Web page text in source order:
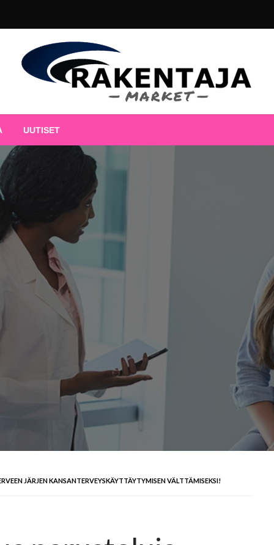
Rakentaja Market
UUTISET
JÄRJEN KANSANTERVEYSKÄYTTÄYTYMISEN VÄLTTÄMISEKSI!